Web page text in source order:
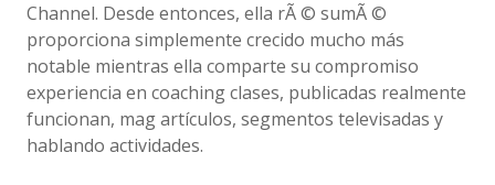
Channel. Desde entonces, ella rÃ © sumÃ ©
proporciona simplemente crecido mucho más
notable mientras ella comparte su compromiso
experiencia en coaching clases, publicadas realmente
funcionan, mag artículos, segmentos televisadas y
hablando actividades.